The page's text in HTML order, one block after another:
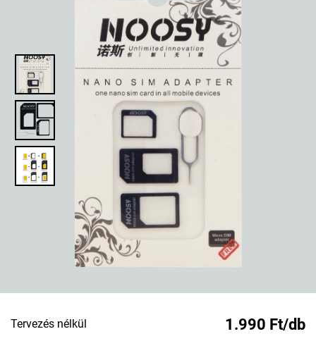
Tervezés nélkül 1.990 Ft/db